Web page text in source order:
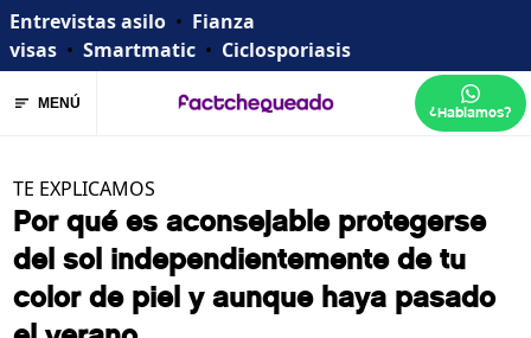
Entrevistas asilo • Fianza
visas • Smartmatic • Ciclosporiasis
MENÚ ¿Hablamos?
TE EXPLICAMOS
Por qué es aconsejable protegerse
del sol independientemente de tu
color de piel y aunque haya pasado